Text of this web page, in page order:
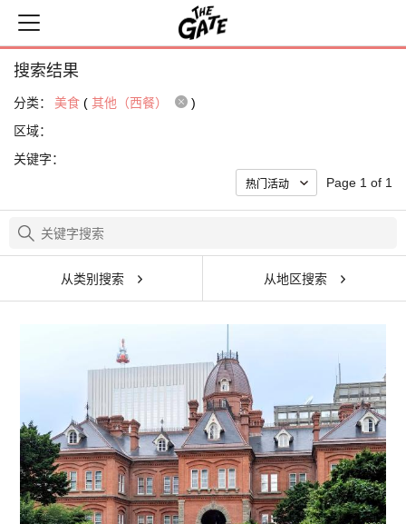
搜索结果
分类： 美食 ( 其他（西餐）
)
区域：
关键字：
Page 1 of 1
从类别搜索 从地区搜索